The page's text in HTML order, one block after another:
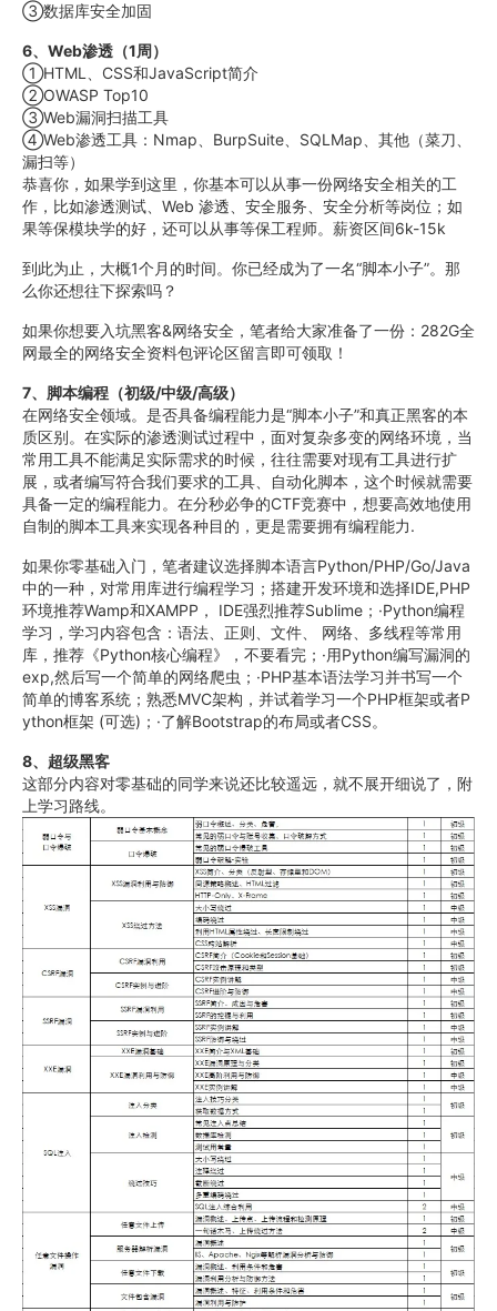
③数据库安全加固
6、Web渗透（1周）
①HTML、CSS和JavaScript简介
②OWASP Top10
③Web漏洞扫描工具
④Web渗透工具：Nmap、BurpSuite、SQLMap、其他（菜刀、
漏扫等）
恭喜你，如果学到这里，你基本可以从事一份网络安全相关的工
作，比如渗透测试、Web 渗透、安全服务、安全分析等岗位；如
果等保模块学的好，还可以从事等保工程师。薪资区间6k-15k
到此为止，大概1个月的时间。你已经成为了一名“脚本小子”。那
么你还想往下探索吗？
如果你想要入坑黑客&网络安全，笔者给大家准备了一份：282G全
网最全的网络安全资料包评论区留言即可领取！
7、脚本编程（初级/中级/高级）
在网络安全领域。是否具备编程能力是“脚本小子”和真正黑客的本
质区别。在实际的渗透测试过程中，面对复杂多变的网络环境，当
常用工具不能满足实际需求的时候，往往需要对现有工具进行扩
展，或者编写符合我们要求的工具、自动化脚本，这个时候就需要
具备一定的编程能力。在分秒必争的CTF竞赛中，想要高效地使用
自制的脚本工具来实现各种目的，更是需要拥有编程能力.
如果你零基础入门，笔者建议选择脚本语言Python/PHP/Go/Java
中的一种，对常用库进行编程学习；搭建开发环境和选择IDE,PHP
环境推荐Wamp和XAMPP， IDE强烈推荐Sublime；·Python编程
学习，学习内容包含：语法、正则、文件、 网络、多线程等常用
库，推荐《Python核心编程》，不要看完；·用Python编写漏洞的
exp,然后写一个简单的网络爬虫；·PHP基本语法学习并书写一个
简单的博客系统；熟悉MVC架构，并试着学习一个PHP框架或者P
ython框架 (可选)；·了解Bootstrap的布局或者CSS。
8、超级黑客
这部分内容对零基础的同学来说还比较遥远，就不展开细说了，附
上学习路线。